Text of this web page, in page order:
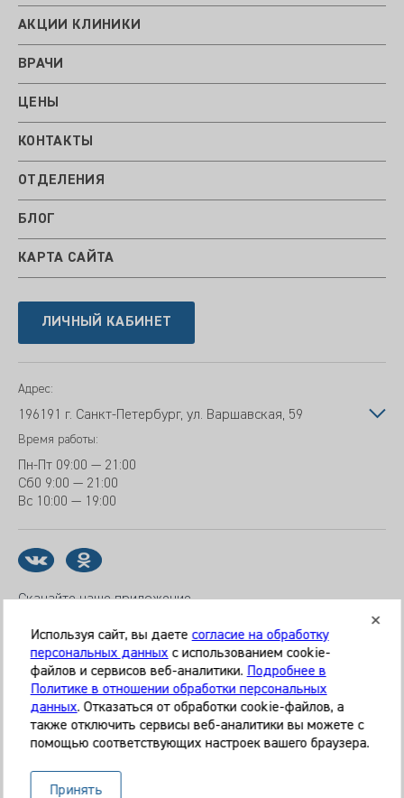
АКЦИИ КЛИНИКИ
ВРАЧИ
ЦЕНЫ
КОНТАКТЫ
ОТДЕЛЕНИЯ
БЛОГ
КАРТА САЙТА
ЛИЧНЫЙ КАБИНЕТ
Адрес:
196191 г. Санкт-Петербург, ул. Варшавская, 59
Время работы:
Пн-Пт 09:00 — 21:00
Сб0 9:00 — 21:00
Вс 10:00 — 19:00
Скачайте наше приложение
© 2026 Клиника «МЕДИКАЛ ОН ГРУП»
Все права защищены
Информация, представленная на сайте, является
постановки диагноза, назначения лечения. Необходима
очная консультация специалиста. Используя данный сайт,
Используя сайт, вы даете согласие на обработку
персональных данныхс использованием cookie-
файлов и сервисов веб-аналитики. Подробнее в
Политике в отношении обработки персональных
данных. Отказаться от обработки cookie-файлов, а
также отключить сервисы веб-аналитики вы можете с
помощью соответствующих настроек вашего браузера.
Принять